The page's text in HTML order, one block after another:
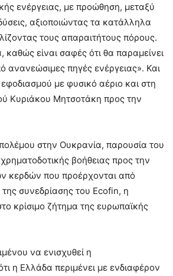
ενέργειας, με προώθηση, μεταξύ
αξιοποιώντας τα κατάλληλα
τους απαραιτήτους πόρους.
είναι σαφές ότι θα παραμείνει
ανανεώσιμες πηγές ενέργειας». Και
με φυσικό αέριο και στη
Κυριάκου Μητσοτάκη προς την
στην Ουκρανία, παρουσία του
βοήθειας προς την
κερδών που προέρχονται από
συνεδρίασης του Ecofin, η
κρίσιμο ζήτημα της ευρωπαϊκής
να ενισχυθεί η
η Ελλάδα περιμένει με ενδιαφέρον